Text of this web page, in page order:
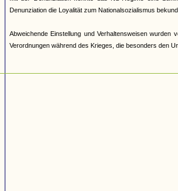
Denunziation die Loyalität zum Nationalsozialismus
Abweichende Einstellung und Verhaltensweisen
Verordnungen während des Krieges, die besonders den